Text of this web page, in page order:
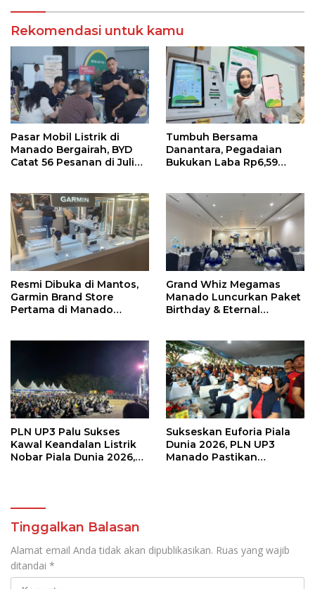
Rekomendasi untuk kamu
Pasar Mobil Listrik di
Manado Bergairah, BYD
Catat 56 Pesanan di Juli
Tumbuh Bersama
Danantara, Pegadaian
Bukukan Laba Rp6,59
Resmi Dibuka di Mantos,
Garmin Brand Store
Pertama di Manado
Grand Whiz Megamas
Manado Luncurkan Paket
Birthday & Eternal
PLN UP3 Palu Sukses
Kawal Keandalan Listrik
Nobar Piala Dunia 2026,
Sukseskan Euforia Piala
Dunia 2026, PLN UP3
Manado Pastikan
Tinggalkan Balasan
Alamat email Anda tidak akan dipublikasikan. Ruas yang wajib
ditandai *